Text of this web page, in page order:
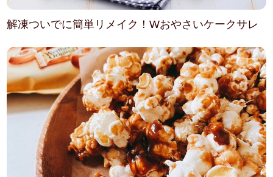
解凍ついでに簡単リメイク！Wおやさいケークサレ